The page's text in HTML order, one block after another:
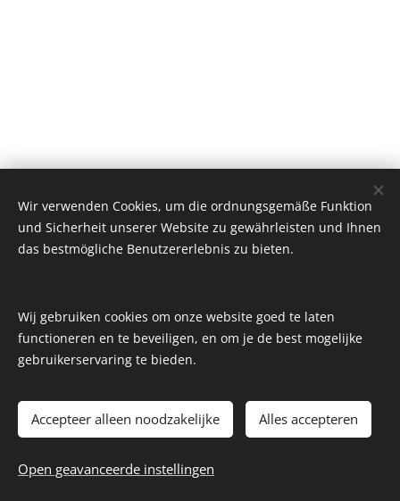
2022-2026 I DelicaMondo.nl - KäseAtelier I ImpressumI
www.kaeseatelier.deIDelicaMondo-online
Wir verwenden Cookies, um die ordnungsgemäße Funktion
und Sicherheit unserer Website zu gewährleisten und Ihnen
das bestmögliche Benutzererlebnis zu bieten.
Wij gebruiken cookies om onze website goed te laten
functioneren en te beveiligen, en om je de best mogelijke
gebruikerservaring te bieden.
Accepteer alleen noodzakelijke Alles accepteren
Open geavanceerde instellingen